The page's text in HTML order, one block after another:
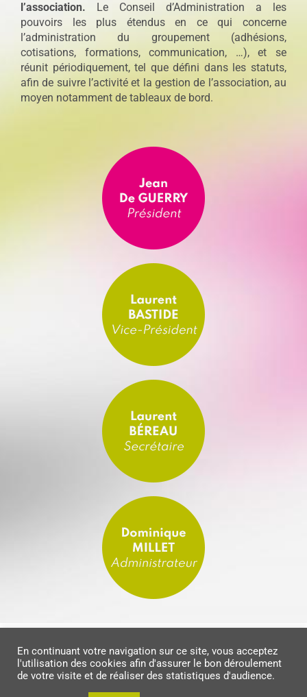
l’association. Le Conseil d’Administration a les
pouvoirs les plus étendus en ce qui concerne
l’administration du groupement (adhésions,
cotisations, formations, communication, …), et se
réunit périodiquement, tel que défini dans les statuts,
afin de suivre l’activité et la gestion de l’association, au
moyen notamment de tableaux de bord.
© GELIB Mentions légales & politique de confidentialité
Nous
contacter |Crédits
En continuant votre navigation sur ce site, vous acceptez
l'utilisation des cookies afin d'assurer le bon déroulement
de votre visite et de réaliser des statistiques d'audience.